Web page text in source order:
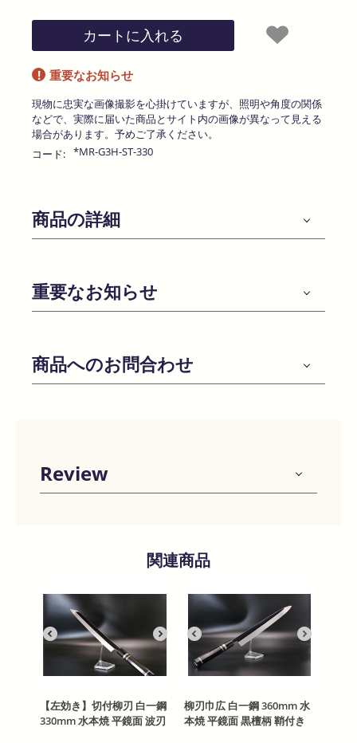
カートに入れる
! 重要なお知らせ
現物に忠実な画像撮影を心掛けていますが、照明や角度の関係
などで、実際に届いた商品とサイト内の画像が異なって見える
場合があります。予めご了承ください。
コード: *MR-G3H-ST-330
商品の詳細
重要なお知らせ
商品へのお問合わせ
Review
関連商品
【左効き】切付柳刃 白一鋼
330mm 水本焼 平鏡面 波刃
柳刃巾広 白一鋼 360mm 水
本焼 平鏡面 黒檀柄 鞘付き